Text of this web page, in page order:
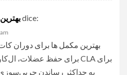
dice:
بهترین مکمل‌ ها برای دوران
به حداکثر رساندن